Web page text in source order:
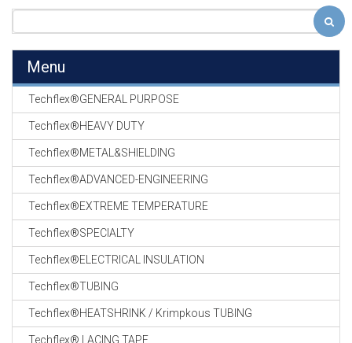
Menu
Techflex®GENERAL PURPOSE
Techflex®HEAVY DUTY
Techflex®METAL&SHIELDING
Techflex®ADVANCED-ENGINEERING
Techflex®EXTREME TEMPERATURE
Techflex®SPECIALTY
Techflex®ELECTRICAL INSULATION
Techflex®TUBING
Techflex®HEATSHRINK / Krimpkous TUBING
Techflex® LACING TAPE